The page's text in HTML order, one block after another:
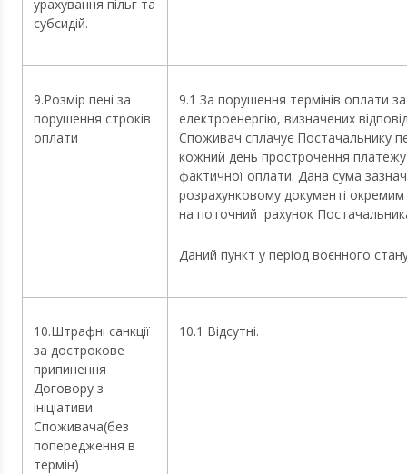
урахування пільг та
субсидій.
9.Розмір пені за
порушення строків
оплати
9.1 За порушення термінів оплати
електроенергію, визначених
Споживач сплачує Постачальнику
кожний день прострочення
фактичної оплати. Дана сума
розрахунковому документі
на поточний рахунок
Даний пункт у період воєнного
10.Штрафні санкції
за дострокове
припинення
Договору з
ініціативи
Споживача(без
попередження в
термін)
10.1 Відсутні.